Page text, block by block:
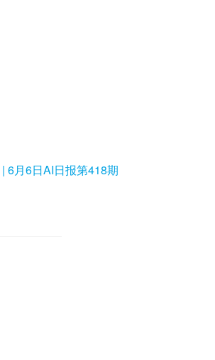
6月6日AI日报第418期